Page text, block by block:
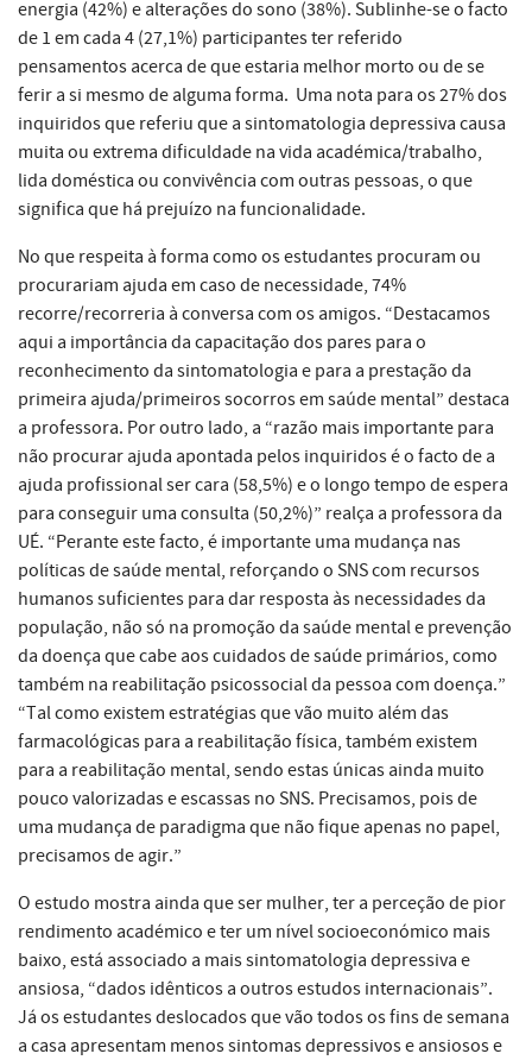
energia (42%) e alterações do sono (38%). Sublinhe-se o facto
de 1 em cada 4 (27,1%) participantes ter referido
pensamentos acerca de que estaria melhor morto ou de se
ferir a si mesmo de alguma forma. Uma nota para os 27% dos
inquiridos que referiu que a sintomatologia depressiva causa
muita ou extrema dificuldade na vida académica/trabalho,
lida doméstica ou convivência com outras pessoas, o que
significa que há prejuízo na funcionalidade.
No que respeita à forma como os estudantes procuram ou
procurariam ajuda em caso de necessidade, 74%
recorre/recorreria à conversa com os amigos. “Destacamos
aqui a importância da capacitação dos pares para o
reconhecimento da sintomatologia e para a prestação da
primeira ajuda/primeiros socorros em saúde mental” destaca
a professora. Por outro lado, a “razão mais importante para
não procurar ajuda apontada pelos inquiridos é o facto de a
ajuda profissional ser cara (58,5%) e o longo tempo de espera
para conseguir uma consulta (50,2%)” realça a professora da
UÉ. “Perante este facto, é importante uma mudança nas
políticas de saúde mental, reforçando o SNS com recursos
humanos suficientes para dar resposta às necessidades da
população, não só na promoção da saúde mental e prevenção
da doença que cabe aos cuidados de saúde primários, como
também na reabilitação psicossocial da pessoa com doença.”
“Tal como existem estratégias que vão muito além das
farmacológicas para a reabilitação física, também existem
para a reabilitação mental, sendo estas únicas ainda muito
pouco valorizadas e escassas no SNS. Precisamos, pois de
uma mudança de paradigma que não fique apenas no papel,
precisamos de agir.”
O estudo mostra ainda que ser mulher, ter a perceção de pior
rendimento académico e ter um nível socioeconómico mais
baixo, está associado a mais sintomatologia depressiva e
ansiosa, “dados idênticos a outros estudos internacionais”.
Já os estudantes deslocados que vão todos os fins de semana
a casa apresentam menos sintomas depressivos e ansiosos e